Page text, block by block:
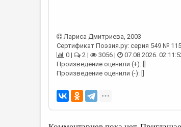
Лариса Дмитриева, 2003
Сертификат Поэзия.ру: серия 549 №
0 |
2 | 3056 |
07.08.2026.
Произведение оценили (+): []
Произведение оценили (-): []